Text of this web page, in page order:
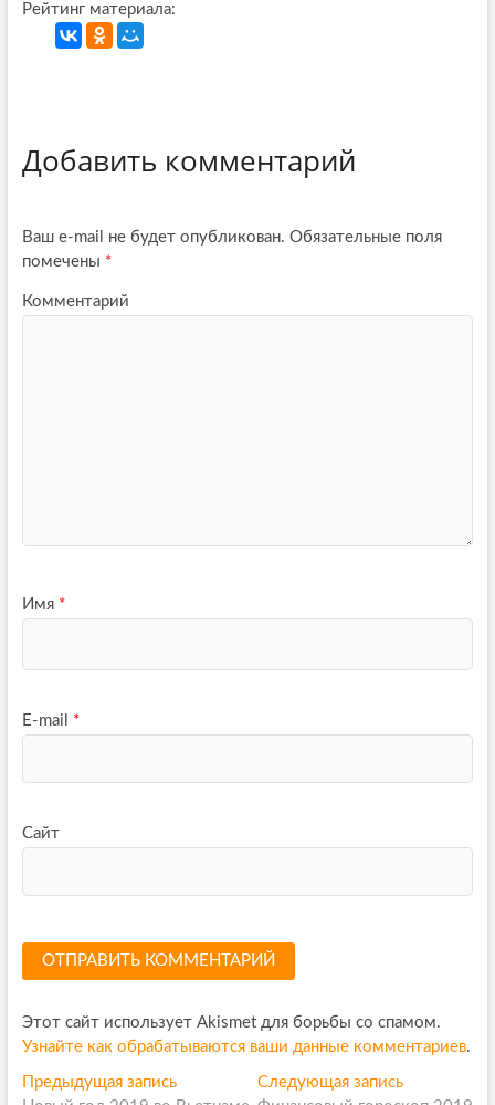
Рейтинг материала:
Добавить комментарий
Ваш e-mail не будет опубликован. Обязательные поля
помечены *
Комментарий
Имя *
E-mail *
Сайт
Этот сайт использует Akismet для борьбы со спамом.
Узнайте как обрабатываются ваши данные комментариев.
Н
Предыдущая записьП
Следующая запись